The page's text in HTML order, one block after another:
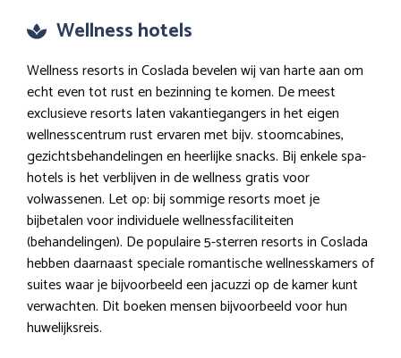
Wellness hotels
Wellness resorts in Coslada bevelen wij van harte aan om
echt even tot rust en bezinning te komen. De meest
exclusieve resorts laten vakantiegangers in het eigen
wellnesscentrum rust ervaren met bijv. stoomcabines,
gezichtsbehandelingen en heerlijke snacks. Bij enkele spa-
hotels is het verblijven in de wellness gratis voor
volwassenen. Let op: bij sommige resorts moet je
bijbetalen voor individuele wellnessfaciliteiten
(behandelingen). De populaire 5-sterren resorts in Coslada
hebben daarnaast speciale romantische wellnesskamers of
suites waar je bijvoorbeeld een jacuzzi op de kamer kunt
verwachten. Dit boeken mensen bijvoorbeeld voor hun
huwelijksreis.